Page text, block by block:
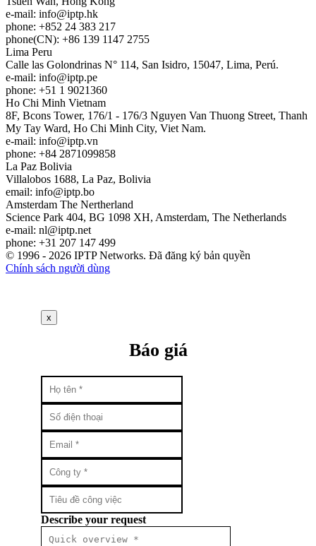
e-mail: info
iptp.hk
phone: +852 24 383 217
phone(CN): +86 139 1147 2755
Lima Peru
Calle las Golondrinas N° 114, San Isidro, 15047, Lima, Perú.
e-mail: info
iptp.pe
phone: +51 1 9021360
Ho Chi Minh Vietnam
8F, Bcons Tower, 176/1 - 176/3 Nguyen Van Thuong Street, Thanh
My Tay Ward, Ho Chi Minh City, Viet Nam.
e-mail: info
iptp.vn
phone: +84 2871099858
La Paz Bolivia
Villalobos 1688, La Paz, Bolivia
email: info
iptp.bo
Amsterdam The Nertherland
Science Park 404, BG 1098 XH, Amsterdam, The Netherlands
e-mail: nl
iptp.net
phone: +31 207 147 499
© 1996 - 2026 IPTP Networks. Đã đăng ký bản quyền
Chính sách người dùng
x
Báo giá
Describe your request